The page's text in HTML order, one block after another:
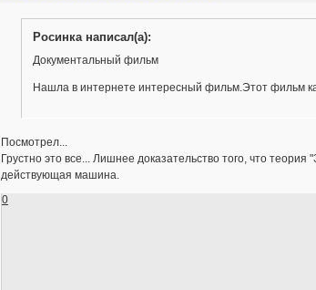
Росинка написал(а):
Документальный фильм
Нашла в интернете интересный фильм.Этот фильм
Посмотрел...
Грустно это все... Лишнее доказательство того, что
действующая машина.
0